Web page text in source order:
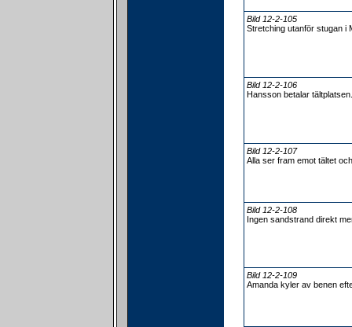
Bild 12-2-105
Stretching utanför stugan i
Bild 12-2-106
Hansson betalar tältplatsen.
Bild 12-2-107
Alla ser fram emot tältet
Bild 12-2-108
Ingen sandstrand direkt
Bild 12-2-109
Amanda kyler av benen